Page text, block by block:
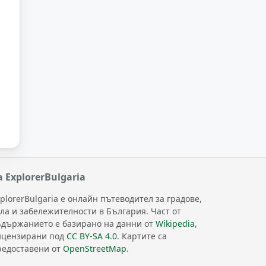
ExplorerBulgaria
е онлайн пътеводител за градове,
и забележителности в България. Част от
е базирано на данни отWikipedia,
подCC BY-SA 4.0. Картите са
отOpenStreetMap.